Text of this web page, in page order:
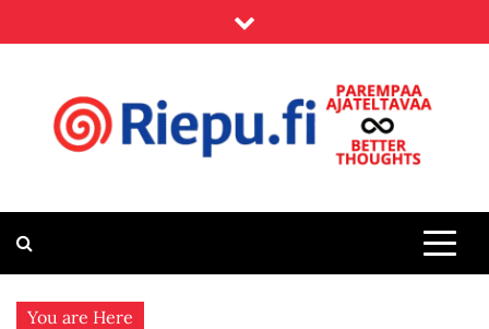
to
Riepu.fi
You are Here